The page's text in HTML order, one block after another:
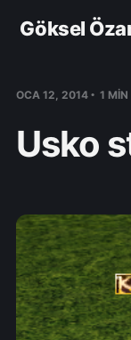
Göksel
OCA 12, 2014 1 MIN
Usko